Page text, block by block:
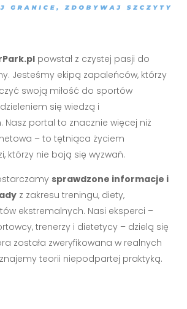
powstał z czystej pasji do
Jesteśmy ekipą zapaleńców, którzy
swoją miłość do sportów
się wiedzą i
Nasz portal to znacznie więcej niż
– to tętniąca życiem
którzy nie boją się wyzwań.
sprawdzone informacje i
z zakresu treningu, diety,
ekstremalnych. Nasi eksperci –
trenerzy i dietetycy – dzielą się
została zweryfikowana w realnych
teorii niepodpartej praktyką.